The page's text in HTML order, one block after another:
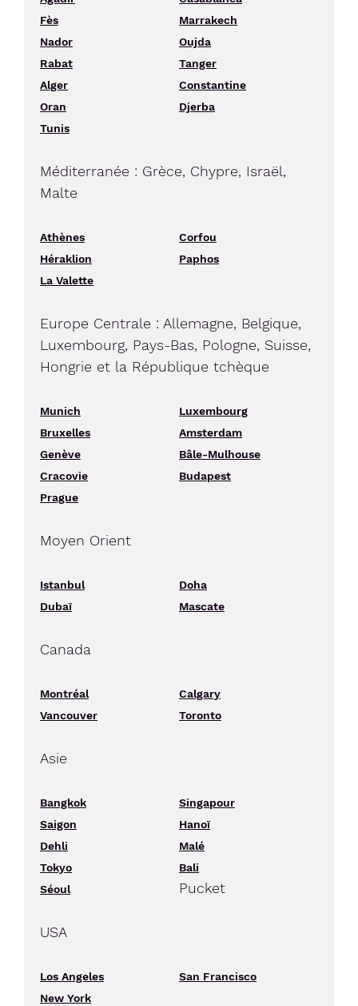
Fès
Marrakech
Nador
Oujda
Rabat
Tanger
Alger
Constantine
Oran
Djerba
Tunis
Méditerranée : Grèce, Chypre, Israël,
Malte
Athènes
Corfou
Héraklion
Paphos
La Valette
Europe Centrale : Allemagne, Belgique,
Luxembourg, Pays-Bas, Pologne, Suisse,
Hongrie et la République tchèque
Munich
Luxembourg
Bruxelles
Amsterdam
Genève
Bâle-Mulhouse
Cracovie
Budapest
Prague
Moyen Orient
Istanbul
Doha
Dubaï
Mascate
Canada
Montréal
Calgary
Vancouver
Toronto
Asie
Bangkok
Singapour
Saigon
Hanoï
Dehli
Malé
Tokyo
Bali
Séoul
Pucket
USA
Los Angeles
San Francisco
New York